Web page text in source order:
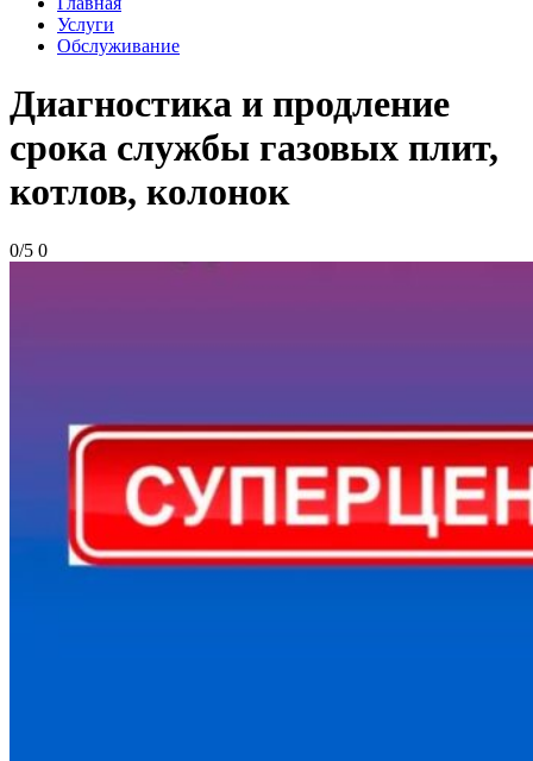
Услуги
Обслуживание
Диагностика и продление
срока службы газовых плит,
котлов, колонок
0/5 0